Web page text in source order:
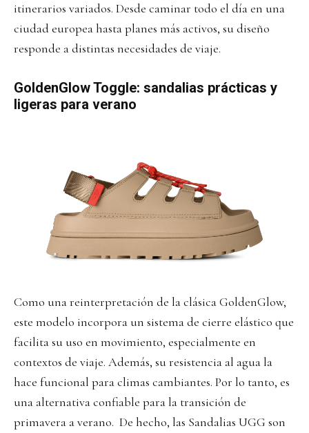
itinerarios variados. Desde caminar todo el día en una
ciudad europea hasta planes más activos, su diseño
responde a distintas necesidades de viaje.
GoldenGlow Toggle: sandalias prácticas y
ligeras para verano
Como una reinterpretación de la clásica GoldenGlow,
este modelo incorpora un sistema de cierre elástico que
facilita su uso en movimiento, especialmente en
contextos de viaje. Además, su resistencia al agua la
hace funcional para climas cambiantes. Por lo tanto, es
una alternativa confiable para la transición de
primavera a verano. De hecho, las Sandalias UGG son